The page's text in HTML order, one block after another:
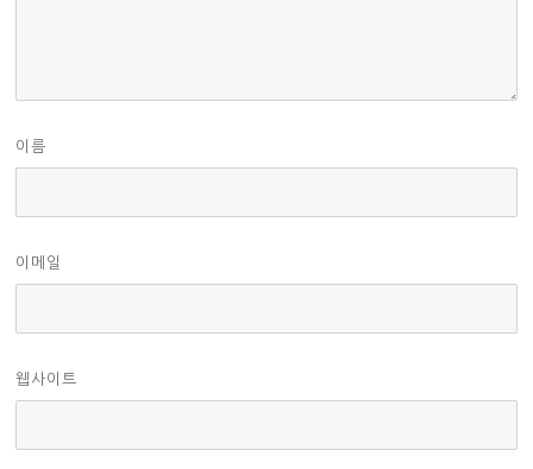
이름
이메일
웹사이트